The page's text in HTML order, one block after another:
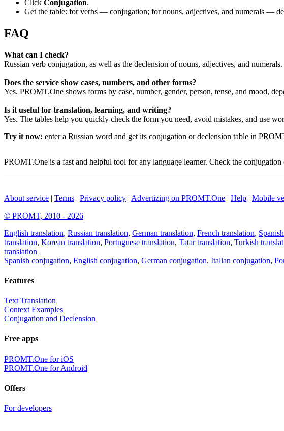
Click Conjugation.
Get the table: for verbs — conjugation; for nouns, adjectives, and numerals —
FAQ
What can I check?
Russian verb conjugation, as well as the declension of nouns, adjectives, and numerals.
Does the service show cases, numbers, and other forms?
Yes. PROMT.One shows forms by case, number, gender, person, tense, and mood,
Is it useful for translation, learning, and writing?
Yes. The tables help you quickly check the form you need, avoid mistakes, and use
Try it now: enter a Russian word and get its conjugation or declension table in
PROMT.One is a fast and helpful tool for any language learner. Check the conjugation
About service | Terms | Privacy policy | Advertizing on PROMT.One | Help | Mobile
© PROMT, 2010 - 2026
English translation, Russian translation, German translation, French translation,
translation, Korean translation, Portuguese translation, Tatar translation, Turkish
translation
Spanish conjugation, English conjugation, German conjugation, Italian conjugation,
Features
Text Translation
Context Examples
Conjugation and Declension
Free apps
PROMT.One for iOS
PROMT.One for Android
Offers
For developers